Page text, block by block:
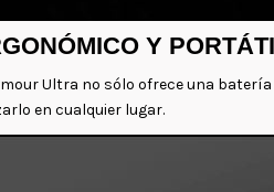
Y
Ultra no sólo ofrece una
en cualquier lugar.